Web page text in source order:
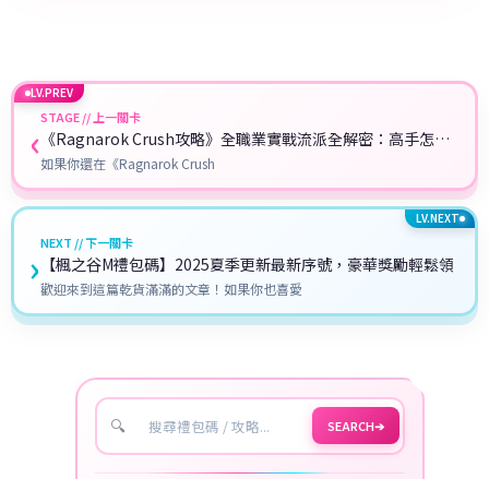
LV.PREV
‹STAGE // 上一關卡
《Ragnarok Crush攻略》全職業實戰流派全解密：高手怎麼
搭才最強？
如果你還在《Ragnarok Crush
LV.NEXT
NEXT // 下一關卡
【楓之谷M禮包碼】2025夏季更新最新序號，豪華獎勵輕鬆領
歡迎來到這篇乾貨滿滿的文章！如果你也喜愛
›
🔍 SEARCH➔